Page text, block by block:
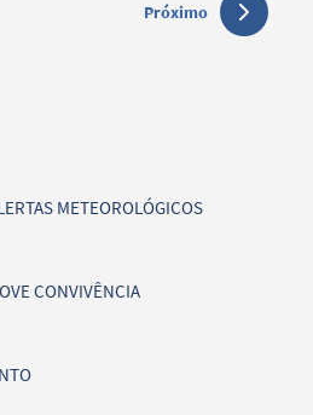
Próximo
METEOROLÓGICOS
CONVIVÊNCIA